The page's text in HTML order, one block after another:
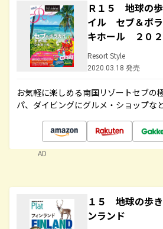
Ｒ１５ 地球の
イル セブ＆ボ
キホール ２０２
Resort Style
2020.03.18 発売
お気軽に楽しめる南国リゾートセブの
パ、ダイビングにグルメ・ショップな
AD
１５ 地球の歩
ンランド